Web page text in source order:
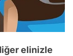
elinizle